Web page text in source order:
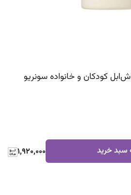
کودکان و خانواده سونریو
1,920,000 سبد خرید